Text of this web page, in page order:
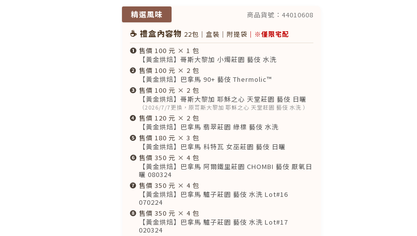
精選風味 商品貨號：44010608
☕ 禮盒內容物 22包｜盒裝｜附提袋 ｜※僅限宅配
❶ 售價 100 元 × 1 包
【黃金烘焙】哥斯大黎加 小燭莊園 藝伎 水洗
❷ 售價 100 元 × 2 包
【黃金烘焙】巴拿馬 90+ 藝伎 Thermolic™
❸ 售價 100 元 × 2 包
【黃金烘焙】哥斯大黎加 耶穌之心 天堂莊園 藝伎 日曬
（2026/7/7更換，原哥斯大黎加 耶穌之心 天堂莊園 藝伎 水洗 ）
❹ 售價 120 元 × 2 包
【黃金烘焙】巴拿馬 翡翠莊園 綠標 藝伎 水洗
❺ 售價 180 元 × 3 包
【黃金烘焙】巴拿馬 科特瓦 女巫莊園 藝伎 日曬
❻ 售價 350 元 × 4 包
【黃金烘焙】巴拿馬 阿爾鐵里莊園 CHOMBI 藝伎 厭氧日
曬 080324
❼ 售價 350 元 × 4 包
【黃金烘焙】巴拿馬 驢子莊園 藝伎 水洗 Lot#16
070224
❽ 售價 350 元 × 4 包
【黃金烘焙】巴拿馬 驢子莊園 藝伎 水洗 Lot#17
020324